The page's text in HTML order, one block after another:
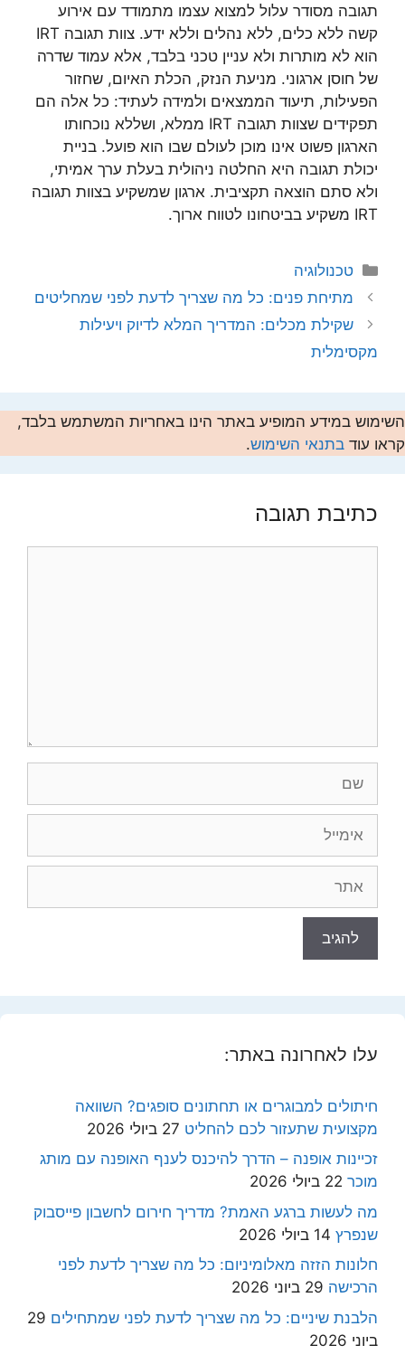
תגובה מסודר עלול למצוא עצמו מתמודד עם אירוע
קשה ללא כלים, ללא נהלים וללא ידע. צוות תגובה IRT
הוא לא מותרות ולא עניין טכני בלבד, אלא עמוד שדרה
של חוסן ארגוני. מניעת הנזק, הכלת האיום, שחזור
הפעילות, תיעוד הממצאים ולמידה לעתיד: כל אלה הם
תפקידים שצוות תגובה IRT ממלא, ושללא נוכחותו
הארגון פשוט אינו מוכן לעולם שבו הוא פועל. בניית
יכולת תגובה היא החלטה ניהולית בעלת ערך אמיתי,
ולא סתם הוצאה תקציבית. ארגון שמשקיע בצוות תגובה
IRT משקיע בביטחונו לטווח ארוך.
קטגוריות
טכנולוגיה
מתיחת פנים: כל מה שצריך לדעת לפני שמחליטים
שקילת מכלים: המדריך המלא לדיוק ויעילות
מקסימלית
השימוש במידע המופיע באתר הינו באחריות המשתמש בלבד,
קראו עוד בתנאי השימוש.
כתיבת תגובה
עלו לאחרונה באתר:
חיתולים למבוגרים או תחתונים סופגים? השוואה
מקצועית שתעזור לכם להחליט 27 ביולי 2026
זכיינות אופנה – הדרך להיכנס לענף האופנה עם מותג
מוכר 22 ביולי 2026
מה לעשות ברגע האמת? מדריך חירום לחשבון פייסבוק
שנפרץ 14 ביולי 2026
חלונות הזזה מאלומיניום: כל מה שצריך לדעת לפני
הרכישה 29 ביוני 2026
הלבנת שיניים: כל מה שצריך לדעת לפני שמתחילים 29
ביוני 2026